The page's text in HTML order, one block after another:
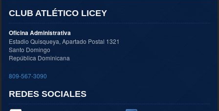
CLUB ATLÉTICO LICEY
Oficina Administrativa
Estadio Quisqueya, Apartado Postal 1321
Santo Domingo
República Dominicana
809-567-3090
REDES SOCIALES